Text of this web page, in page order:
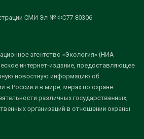
СМИ Эл № ФС77-80306
агентство «Экология» (НИА
интернет-издание, предоставляющее
новостную информацию об
в России и в мире, мерах по охране
различных государственных,
организаций в отношении охраны